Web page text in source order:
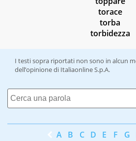
torace
torba
torbidezza
I testi sopra riportati non sono in alcun
dell’opinione di Italiaonline S.p.A.
A B C D E F G